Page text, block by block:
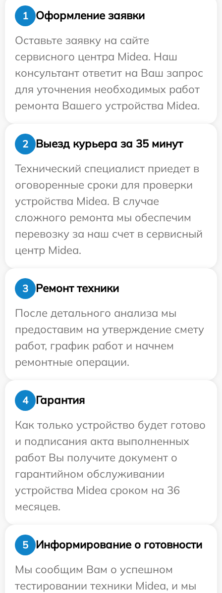
1
Оформление заявки
Оставьте заявку на сайте
сервисного центра Midea. Наш
консультант ответит на Ваш запрос
для уточнения необходимых работ
ремонта Вашего устройства Midea.
2
Выезд курьера за 35 минут
Технический специалист приедет в
оговоренные сроки для проверки
устройства Midea. В случае
сложного ремонта мы обеспечим
перевозку за наш счет в сервисный
центр Midea.
3
Ремонт техники
После детального анализа мы
предоставим на утверждение смету
работ, график работ и начнем
ремонтные операции.
4
Гарантия
Как только устройство будет готово
и подписания акта выполненных
работ Вы получите документ о
гарантийном обслуживании
устройства Midea сроком на 36
месяцев.
5
Информирование о готовности
Мы сообщим Вам о успешном
тестировании техники Midea, и мы